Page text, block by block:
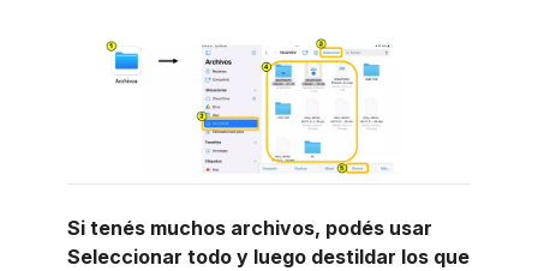
Si tenés muchos archivos, podés usar
Seleccionar todo y luego destildar los que